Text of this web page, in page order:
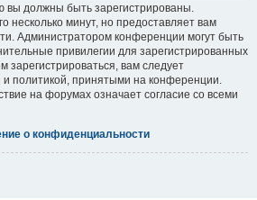
должны быть зарегистрированы.
несколько минут, но предоставляет вам
Администратором конференции могут быть
привилегии для зарегистрированных
зарегистрироваться, вам следует
политикой, принятыми на конференции.
на форумах означает согласие со всеми
о конфиденциальности